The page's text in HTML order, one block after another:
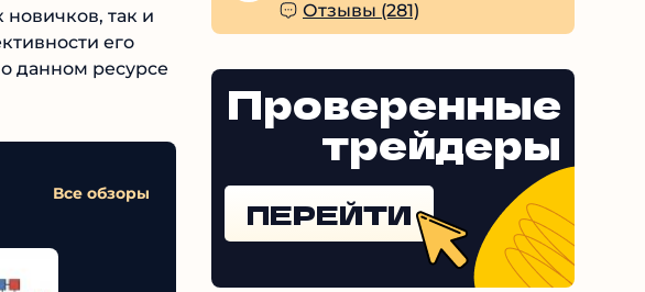
так и
его
данном
Все обзоры
Отзывы (281)
Проверенные
трейдеры
ПЕРЕЙТИ